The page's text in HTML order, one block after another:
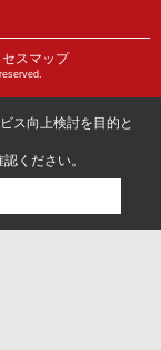
セスマップ
ス向上検討を目的と
ください。